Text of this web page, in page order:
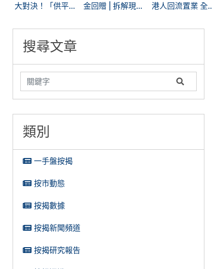
大對決！「供平過
金回贈 | 拆解現時
港人回流置業 全
搜尋文章
類別
一手盤按揭
按市動態
按揭數據
按揭新聞頻道
按揭研究報告